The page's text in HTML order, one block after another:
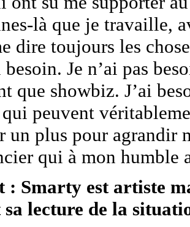
là que je travaille,
dire toujours les
besoin. Je n’ai pas
que showbiz. J’ai
qui peuvent
un plus pour agrandir
qui à mon humble
: Smarty est artiste
sa lecture de la